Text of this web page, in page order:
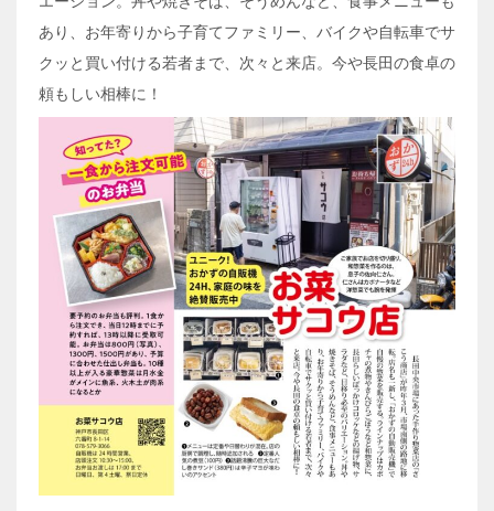
あり、お年寄りから子育てファミリー、バイクや自転車でサ
クッと買い付ける若者まで、次々と来店。今や長田の食卓の
頼もしい相棒に！